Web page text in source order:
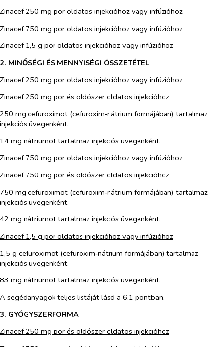
Zinacef 250 mg por oldatos injekcióhoz vagy infúzióhoz
Zinacef 750 mg por oldatos injekcióhoz vagy infúzióhoz
Zinacef 1,5 g por oldatos injekcióhoz vagy infúzióhoz
2. MINŐSÉGI ÉS MENNYISÉGI ÖSSZETÉTEL
Zinacef 250 mg por oldatos injekcióhoz vagy infúzióhoz
Zinacef 250 mg por és oldószer oldatos injekcióhoz
250 mg cefuroximot (cefuroxim‑nátrium formájában) tartalmaz
injekciós üvegenként.
14 mg nátriumot tartalmaz injekciós üvegenként.
Zinacef 750 mg por oldatos injekcióhoz vagy infúzióhoz
Zinacef 750 mg por és oldószer oldatos injekcióhoz
750 mg cefuroximot (cefuroxim‑nátrium formájában) tartalmaz
injekciós üvegenként.
42 mg nátriumot tartalmaz injekciós üvegenként.
Zinacef 1,5 g por oldatos injekcióhoz vagy infúzióhoz
1,5 g cefuroximot (cefuroxim‑nátrium formájában) tartalmaz
injekciós üvegenként.
83 mg nátriumot tartalmaz injekciós üvegenként.
A segédanyagok teljes listáját lásd a 6.1 pontban.
3. GYÓGYSZERFORMA
Zinacef 250 mg por és oldószer oldatos injekcióhoz